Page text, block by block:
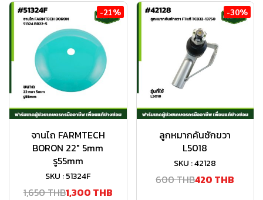
-21%
จานไถ FARMTECH
BORON 22" 5mm
รู55mm
SKU : 51324F
1,650 THB1,300 THB
-30%
ลูกหมากคันชักขวา
L5018
SKU : 42128
600 THB420 THB